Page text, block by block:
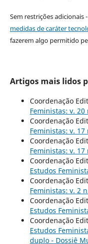
Sem restrições adicionais
medidas de caráter
fazerem algo permitido
Artigos mais lidos
Coordenação
Feministas: v. 20
Coordenação
Feministas: v. 17
Coordenação
Feministas: v. 17
Coordenação
Estudos
Coordenação
Feministas: v. 2
Coordenação
Estudos
Coordenação
Estudos
duplo - Dossiê